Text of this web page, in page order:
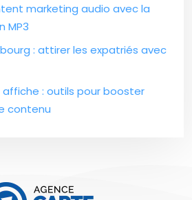
marketing audio avec la
MP3
: attirer les expatriés avec
: outils pour booster
contenu